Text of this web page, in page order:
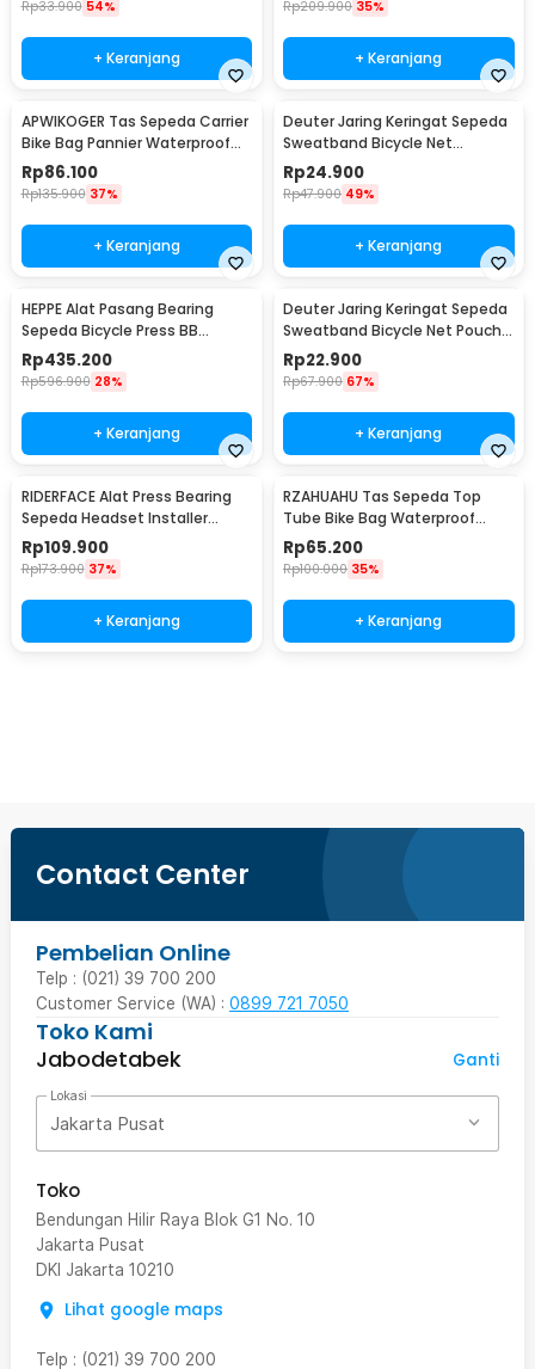
Rp33.900 54%
+ Keranjang
Rp209.900 35%
+ Keranjang
APWIKOGER Tas Sepeda Carrier
Bike Bag Pannier Waterproof
15L - PE2
Rp86.100
Rp135.900 37%
+ Keranjang
Deuter Jaring Keringat Sepeda
Sweatband Bicycle Net
Waterproof Denim - D550
Rp24.900
Rp47.900 49%
+ Keranjang
HEPPE Alat Pasang Bearing
Sepeda Bicycle Press BB
Aluminium Alloy - HP-7075
Rp435.200
Rp596.900 28%
+ Keranjang
Deuter Jaring Keringat Sepeda
Sweatband Bicycle Net Pouch
Touchscreen - D660
Rp22.900
Rp67.900 67%
+ Keranjang
RIDERFACE Alat Press Bearing
Sepeda Headset Installer
BB86-92 Tool - HP-7070
Rp109.900
Rp173.900 37%
+ Keranjang
RZAHUAHU Tas Sepeda Top
Tube Bike Bag Waterproof
Holder HP 6.5 Inch - TZ50
Rp65.200
Rp100.000 35%
+ Keranjang
Contact Center
Pembelian Online
Telp : (021) 39 700 200
Customer Service (WA) : 0899 721 7050
Toko Kami
Jabodetabek
Ganti
Lokasi
Jakarta Pusat
Toko
Bendungan Hilir Raya Blok G1 No. 10
Jakarta Pusat
DKI Jakarta 10210
Lihat google maps
Telp : (021) 39 700 200